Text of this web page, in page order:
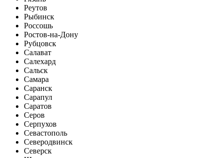
Реутов
Рыбинск
Россошь
Ростов-на-Дону
Рубцовск
Салават
Салехард
Сальск
Самара
Саранск
Сарапул
Саратов
Серов
Серпухов
Севастополь
Северодвинск
Северск